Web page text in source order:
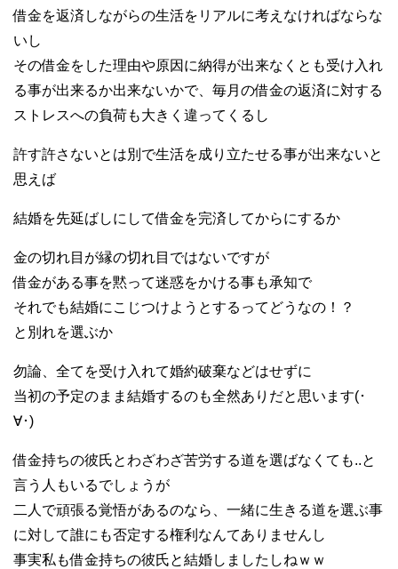
借金を返済しながらの生活をリアルに考えなければならな
いし
その借金をした理由や原因に納得が出来なくとも受け入れ
る事が出来るか出来ないかで、毎月の借金の返済に対する
ストレスへの負荷も大きく違ってくるし
許す許さないとは別で生活を成り立たせる事が出来ないと
思えば
結婚を先延ばしにして借金を完済してからにするか
金の切れ目が縁の切れ目ではないですが
借金がある事を黙って迷惑をかける事も承知で
それでも結婚にこじつけようとするってどうなの！？
と別れを選ぶか
勿論、全てを受け入れて婚約破棄などはせずに
当初の予定のまま結婚するのも全然ありだと思います(･
∀･)
借金持ちの彼氏とわざわざ苦労する道を選ばなくても..と
言う人もいるでしょうが
二人で頑張る覚悟があるのなら、一緒に生きる道を選ぶ事
に対して誰にも否定する権利なんてありませんし
事実私も借金持ちの彼氏と結婚しましたしねｗｗ